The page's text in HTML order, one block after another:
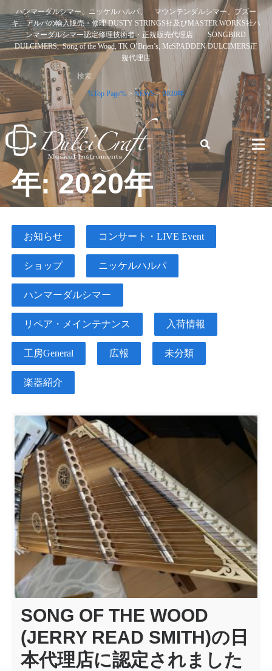
to
content
ハンマーダルシマー、ニッケルハルパ、 マウンテンダルシマー、ブズー
キ、アルパの輸入販売・修理 DUSTY STRINGS社及びMASTER WORKS社ハ
ンマーダルシマー認定修理技術者・正規販売代理店 SONGBIRD
DULCIMERS, Song of the Wood, TK O’Brien’s, McSPADDEN DULCIMERS正
規代理店
索:
%Top Page%> NEWS>2020年
ハンマーダルシマー、ニッケルハルパ、 マウンテンダルシ
マー、ブズーキ、アルパの輸入販売・修理 DUSTY STRINGS
社及びMASTER WORKS社ハンマーダルシマー認定修理技術
THE WOOD, TK O’BRIEN’S, MCSPADDEN DULCIMERS正規
代理店
年:2020年
お知らせ コンサート・LIVE Event
ショップ ニッケルハルパ
ハンマーダルシマー
リペア・メインテナンス 入荷情報
工房General 広報 未分類
楽器紹介
SONG OF THE WOOD
(JERRY READ SMITH)の日
本代理店に認定されました